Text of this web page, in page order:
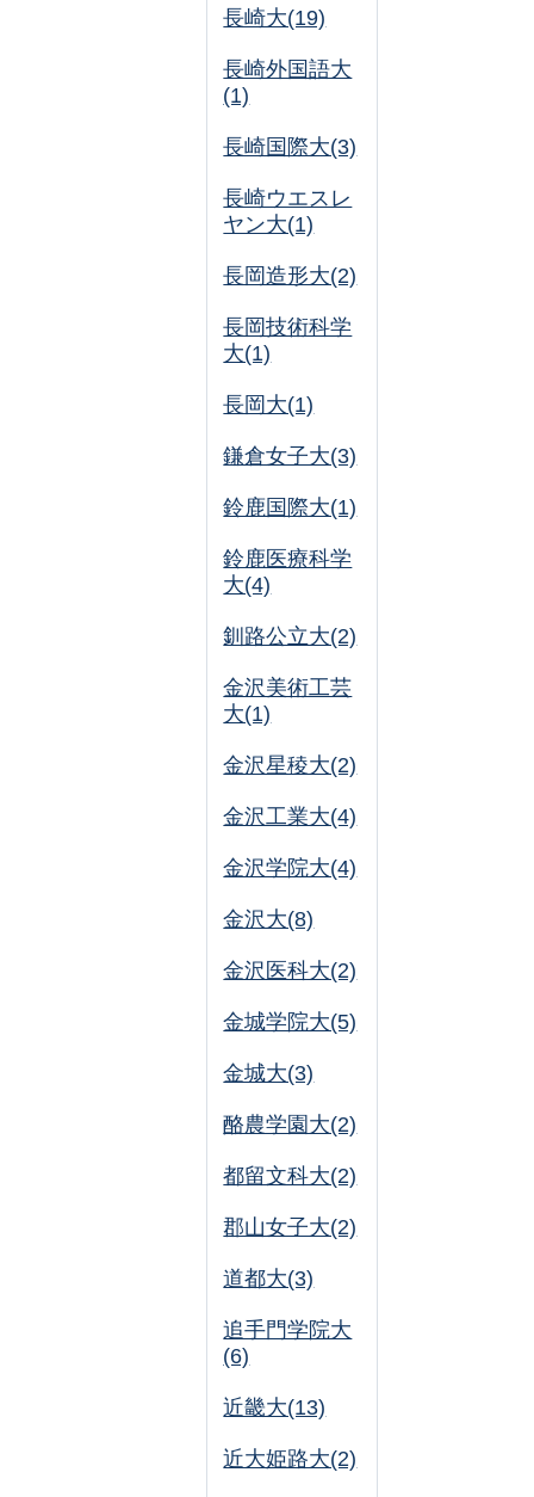
長崎大(19)
長崎外国語大
(1)
長崎国際大(3)
長崎ウエスレ
ヤン大(1)
長岡造形大(2)
長岡技術科学
大(1)
長岡大(1)
鎌倉女子大(3)
鈴鹿国際大(1)
鈴鹿医療科学
大(4)
釧路公立大(2)
金沢美術工芸
大(1)
金沢星稜大(2)
金沢工業大(4)
金沢学院大(4)
金沢大(8)
金沢医科大(2)
金城学院大(5)
金城大(3)
酪農学園大(2)
都留文科大(2)
郡山女子大(2)
道都大(3)
追手門学院大
(6)
近畿大(13)
近大姫路大(2)